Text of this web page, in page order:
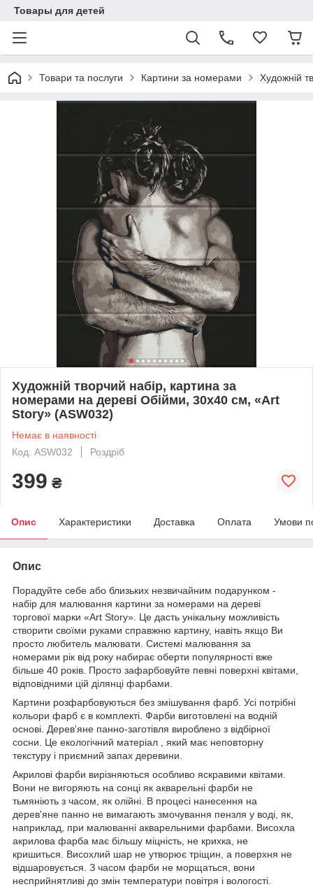
Товары для детей
Товари та послуги Картини за номерами Художній
Художній творчий набір, картина за
номерами на дереві Обійми, 30x40 см, «Art
Story» (ASW032)
Немає в наявності
Код: ASW032
Роздріб
399 ₴
Опис Характеристики Доставка Оплата Умови
Опис
Порадуйте себе або близьких незвичайним подарунком -
набір для малювання картини за номерами на дереві
торгової марки «Art Story». Це дасть унікальну можливість
створити своїми руками справжню картину, навіть якщо Ви
просто любитель малювати. Системі малювання за
номерами рік від року набирає оберти популярності вже
більше 40 років. Просто зафарбовуйте певні поверхні квітами,
відповідними цій ділянці фарбами.
Картини розфарбовуються без змішування фарб. Усі потрібні
кольори фарб є в комплекті. Фарби виготовлені на водній
основі. Дерев'яне панно-заготівля вироблено з відбірної
сосни. Це екологічний матеріал , який має неповторну
текстуру і приємний запах деревини.
Акрилові фарби вирізняються особливо яскравими квітами.
Вони не вигоряють на сонці як акварельні фарби не
тьмяніють з часом, як олійні. В процесі нанесення на
дерев'яне панно не вимагають змочування пензля у воді, як,
наприклад, при малюванні акварельними фарбами. Висохла
акрилова фарба має більшу міцність, не крихка, не
кришиться. Висохлий шар не утворює тріщин, а поверхня не
відшаровується. З часом фарби не морщаться, вони
несприйнятливі до змін температури повітря і вологості.